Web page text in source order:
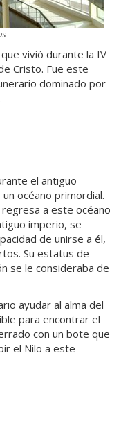
que vivió durante la IV
Cristo. Fue este
dominado por
el antiguo
océano primordial.
a este océano
imperio, se
de unirse a él,
Su estatus de
se le consideraba de
ayudar al alma del
para encontrar el
con un bote que
el Nilo a este